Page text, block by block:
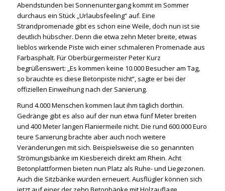
Abendstunden bei Sonnenuntergang kommt im Sommer
durchaus ein Stück „Urlaubsfeeling“ auf. Eine
Strandpromenade gibt es schon eine Weile, doch nun ist sie
deutlich hübscher. Denn die etwa zehn Meter breite, etwas
lieblos wirkende Piste wich einer schmaleren Promenade aus
Farbasphalt. Für Oberbürgermeister Peter Kurz
begrüßenswert: „Es kommen keine 10.000 Besucher am Tag,
so brauchte es diese Betonpiste nicht“, sagte er bei der
offiziellen Einweihung nach der Sanierung.
Rund 4.000 Menschen kommen laut ihm täglich dorthin.
Gedränge gibt es also auf der nun etwa fünf Meter breiten
und 400 Meter langen Flaniermeile nicht. Die rund 600.000 Euro
teure Sanierung brachte aber auch noch weitere
Veränderungen mit sich. Beispielsweise die so genannten
Strömungsbänke im Kiesbereich direkt am Rhein. Acht
Betonplattformen bieten nun Platz als Ruhe- und Liegezonen.
Auch die Sitzbänke wurden erneuert. Ausflügler können sich